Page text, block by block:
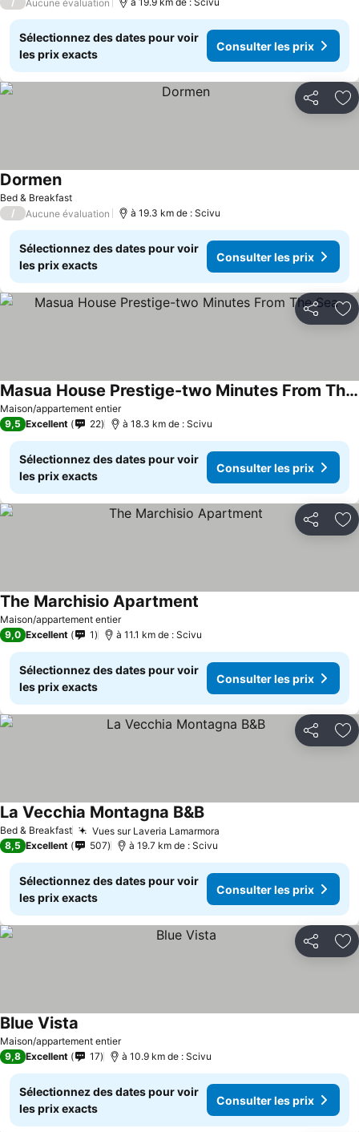
Aucune évaluation
Sélectionnez des dates pour voir
les prix exacts
Consulter les prix
Partager
Bed & Breakfast
DormenConsulter les prix
/ Aucune évaluation à 19.3 km de : Scivu
Sélectionnez des dates pour voir
les prix exacts
Consulter les prix
Partager
Maison/appartement entier
Masua House Prestige-two Minutes From The Sea
Consulter les prix
9,5 Excellent 22 à 18.3 km de : Scivu
Sélectionnez des dates pour voir
les prix exacts
Consulter les prix
Partager
Maison/appartement entier
The Marchisio Apartment
9,0 Excellent 1 à 11.1 km de : Scivu
Sélectionnez des dates pour voir
les prix exacts
Consulter les prix
Partager
Bed & Breakfast Vues sur Laveria Lamarmora
La Vecchia Montagna B&BConsulter les prix
8,5 Excellent 507 à 19.7 km de : Scivu
Sélectionnez des dates pour voir
les prix exacts
Consulter les prix
Partager
Maison/appartement entier
Blue Vista
9,8 Excellent 17 à 10.9 km de : Scivu
Sélectionnez des dates pour voir
les prix exacts
Consulter les prix